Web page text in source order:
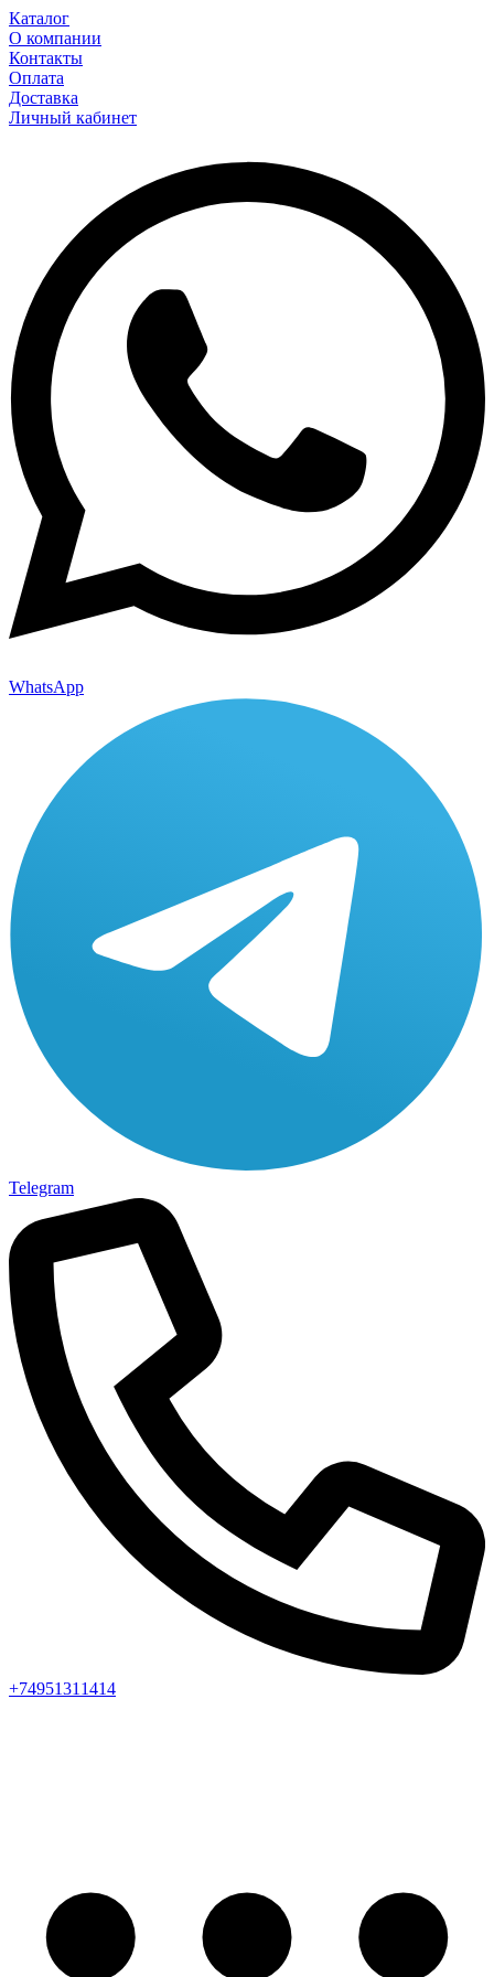
Каталог
О компании
Контакты
Оплата
Доставка
Личный кабинет
WhatsApp
Telegram
+74951311414